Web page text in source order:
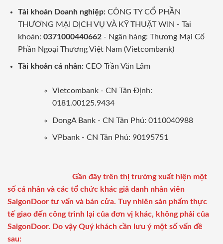
Tài khoản Doanh nghiệp:CÔNG TY CỔ PHẦN
THƯƠNG MẠI DỊCH VỤ VÀ KỸ THUẬT WIN - Tài
khoản: 0371000440662- Ngân hàng: Thương Mại Cổ
Phần Ngoại Thương Việt Nam (Vietcombank)
Tài khoản cá nhân: CEO Trần Văn Lãm
Vietcombank - CN Tân Định:
0181.00125.9434
DongA Bank - CN Tân Phú: 0110040988
VPbank - CN Tân Phú: 90195751
Gần đây trên thị trường xuất hiện một
số cá nhân và các tổ chức khác giả danh nhân viên
SaigonDoor tư vấn và bán cửa. Tuy nhiên sản phẩm thực
tế giao đến công trình lại của đơn vị khác, không phải của
SaigonDoor. Do vậy Quý khách cần lưu ý một số vấn đề
sau: